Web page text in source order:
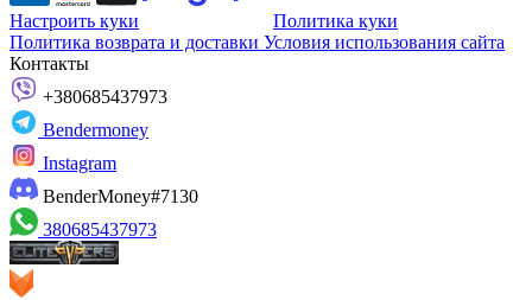
Настроить куки
Политика куки
Политика возврата и доставки Условия использования сайта
Контакты
+380685437973
Bendermoney
Instagram
BenderMoney#7130
380685437973